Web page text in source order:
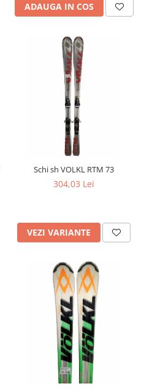
ADAUGA IN COS
Schi sh VOLKL RTM 73
304,03 Lei
VEZI VARIANTE